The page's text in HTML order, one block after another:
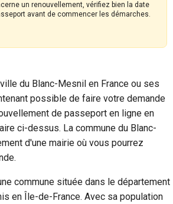
un renouvellement, vérifiez bien la date
avant de commencer les démarches.
du Blanc-Mesnil en France ou ses
possible de faire votre demande
de passeport en ligne en
ci-dessus. La commune du Blanc-
d'une mairie où vous pourrez
commune située dans le département
en Île-de-France. Avec sa population